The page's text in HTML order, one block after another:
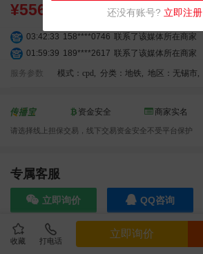
收藏 打电话
立即询价
¥55680.00
03:42:33 158****0746 联系了该媒体所在商家
01:59:39 189****2617 联系了该媒体所在商家
12:40:20
177****7961
联系了该媒体所在商家
01:50:54
192****2334
联系了该媒体所在商家
03:40:56 157****6971 联系了该媒体所在商家
02:32:27
04:09:07
11:44:28 130****3379
联系了该媒体所在商家
05:24:34
联系了该媒体所在商家
166****9198 联系了该媒体所在商家
服务参数 模式：cpd , 分类：地铁, 地区：无锡市,
资金安全 商家实名
请选择线上担保交易，线下交易资金安全不受平台保护
专属客服
立即询价 QQ咨询
效果截图
还没有账号? 立即注册